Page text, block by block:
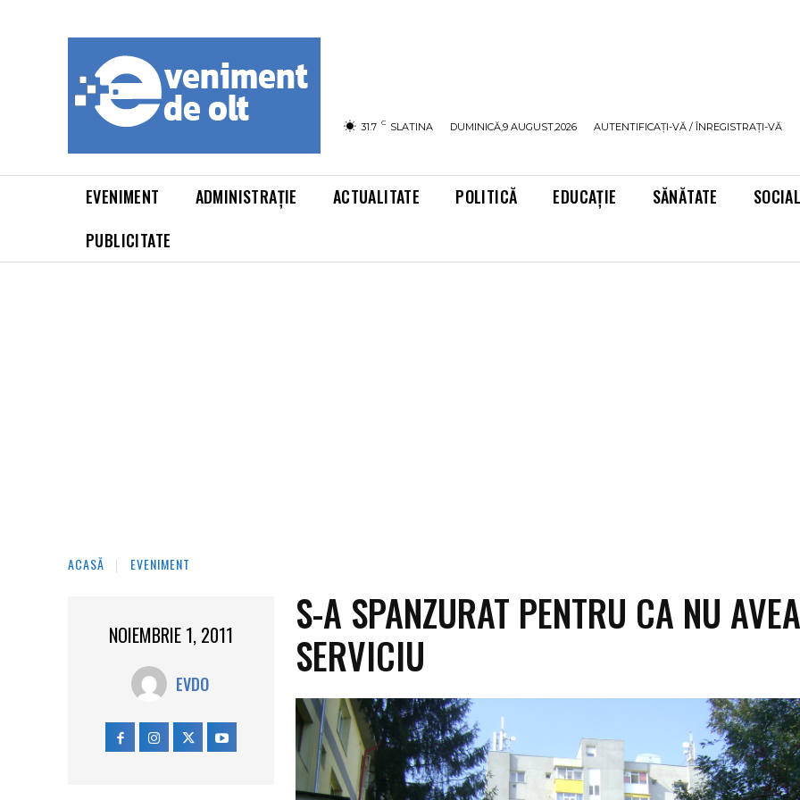
31.7 C SLATINA DUMINICĂ,9 AUGUST,2026 AUTENTIFICAȚI-VĂ / ÎNREGISTRAȚI-VĂ
EVENIMENT ADMINISTRAȚIE ACTUALITATE POLITICĂ EDUCAȚIE SĂNĂTATE
PUBLICITATE
ACASĂ EVENIMENT
NOIEMBRIE 1, 2011
EVDO
S-A SPANZURAT PENTRU CA NU
SERVICIU